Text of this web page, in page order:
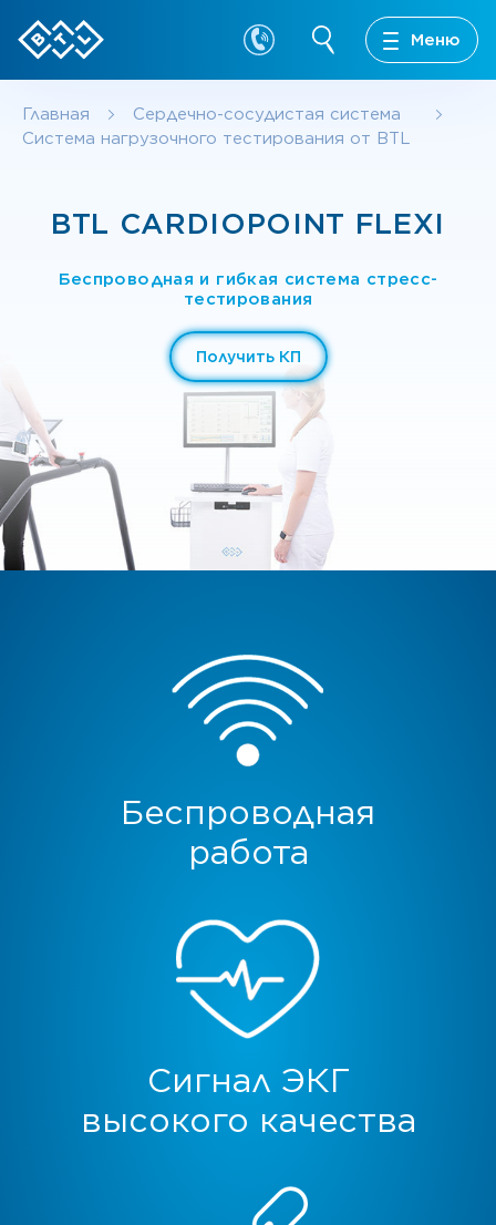
Меню
Главная
Сердечно-сосудистая система
Система нагрузочного тестирования от BTL
BTL CARDIOPOINT FLEXI
Беспроводная и гибкая система стресс-
тестирования
Получить КП
Беспроводная
работа
Сигнал ЭКГ
высокого качества